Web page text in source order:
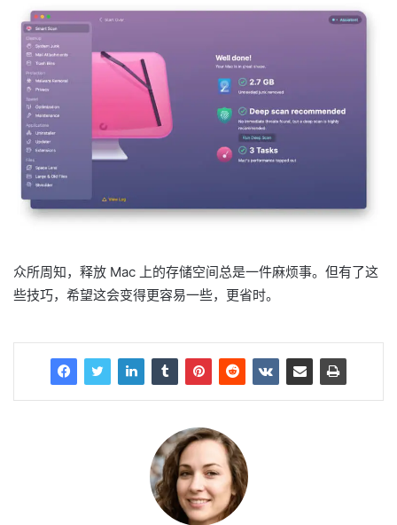
众所周知，释放 Mac 上的存储空间总是一件麻烦事。但有了这
些技巧，希望这会变得更容易一些，更省时。